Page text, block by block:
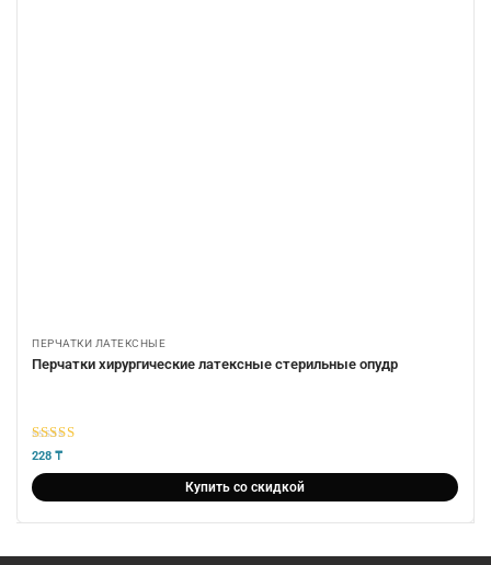
ПЕРЧАТКИ ЛАТЕКСНЫЕ
Перчатки хирургические латексные стерильные опудр
5из 5
228 ₸
Купить со скидкой